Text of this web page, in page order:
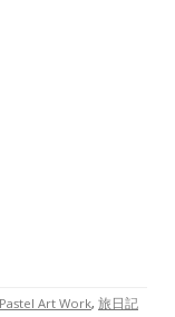
Art Work, 旅日記